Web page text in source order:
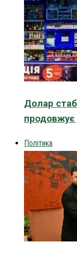
Долар
Політика